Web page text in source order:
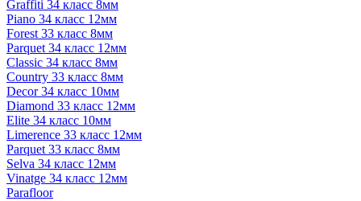
Graffiti 34 класс 8мм
Piano 34 класс 12мм
Forest 33 класс 8мм
Parquet 34 класс 12мм
Classic 34 класс 8мм
Country 33 класс 8мм
Decor 34 класс 10мм
Diamond 33 класс 12мм
Elite 34 класс 10мм
Limerence 33 класс 12мм
Parquet 33 класс 8мм
Selva 34 класс 12мм
Vinatge 34 класс 12мм
Parafloor